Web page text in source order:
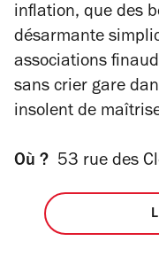
inflation, que des
désarmante
associations
sans crier gare
insolent de
Où ? 53 rue des